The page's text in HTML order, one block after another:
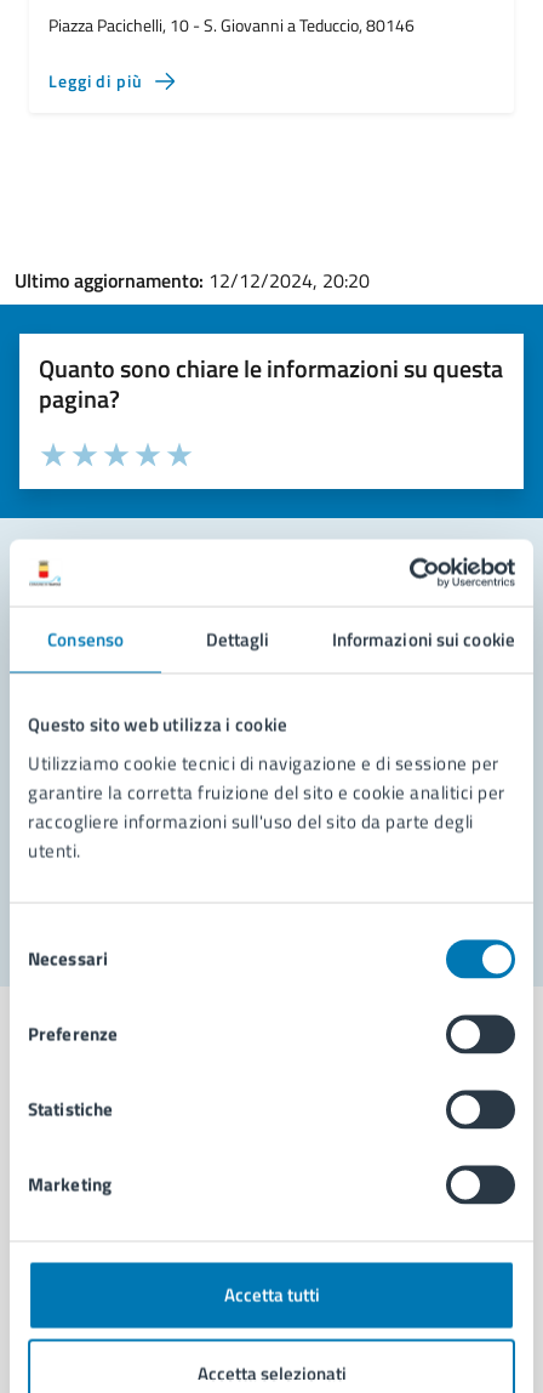
Consenso Dettagli Informazioni sui cookie
Questo sito web utilizza i cookie
Utilizziamo cookie tecnici di navigazione e di sessione per
garantire la corretta fruizione del sito e cookie analitici per
raccogliere informazioni sull'uso del sito da parte degli
utenti.
delNecessari
Preferenze
Statistiche
Marketing
Accetta tutti
Accetta selezionati
Piazza Pacichelli, 10 - S. Giovanni a Teduccio, 80146
Leggi di più
Ultimo aggiornamento: 12/12/2024, 20:20
Quanto sono chiare le informazioni su questa
pagina?
Valuta la chiarezza delle informazioni (da 1 a 5 stelle)
Seleziona il numero di stelle per valutare la chiarezza delle
Valuta 5 stelle su 5
Valuta 4 stelle su 5
Valuta 3 stelle su 5
Valuta 2 stelle su 5
Valuta 1 stelle su 5
Leggi le domande frequenti
Richiedi assistenza
Prenota appuntamento
Problemi in città
Comune di Napoli
AMMINISTRAZIONE
Organi di governo
Enti e fondazioni